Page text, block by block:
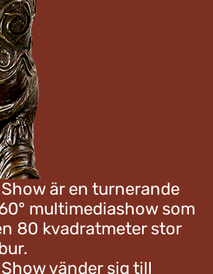
Show är en turnerande
multimediashow som
80 kvadratmeter stor
Show vänder sig till